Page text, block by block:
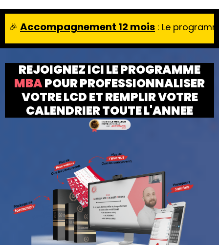
12 mois: Le programme MBA
REJOIGNEZ ICI LE PROGRAMME
MBAPOUR PROFESSIONNALISER
VOTRE LCD ET REMPLIR VOTRE
CALENDRIER TOUTE L'ANNEE